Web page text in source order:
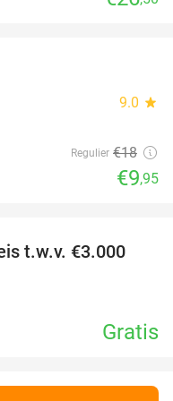
9.0 star
Regulier €18
€9,95
t.w.v. €3.000
Gratis